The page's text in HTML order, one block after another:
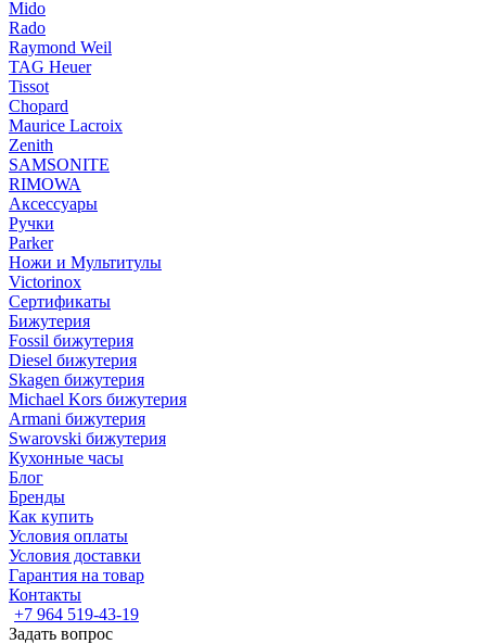
Mido
Rado
Raymond Weil
TAG Heuer
Tissot
Chopard
Maurice Lacroix
Zenith
SAMSONITE
RIMOWA
Аксессуары
Ручки
Parker
Ножи и Мультитулы
Victorinox
Сертификаты
Бижутерия
Fossil бижутерия
Diesel бижутерия
Skagen бижутерия
Michael Kors бижутерия
Armani бижутерия
Swarovski бижутерия
Кухонные часы
Блог
Бренды
Как купить
Условия оплаты
Условия доставки
Гарантия на товар
Контакты
+7 964 519-43-19
Задать вопрос